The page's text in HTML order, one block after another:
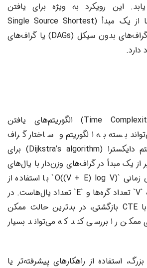
این رویکرد به ویژه برای یافتن
“کوتاه‌ترین مسیر تنها از یک مبدأ (Single Source Shortest
Path – SSSP)” در گراف‌های بدون سیکل (DAGs) یا گراف‌های
دارد.
پیچیدگی زمانی (Time Complexity) الگوریتم‌های یافتن
بسته به الگوریتم و ساختار گراف
متفاوت باشد. الگوریتم دایکسترا (Dijkstra’s algorithm) برای
از یک مبدأ در گراف‌های وزن‌دار با یال‌های
مثبت، دارای پیچیدگی زمانی `O((V + E) log V)` با استفاده از
صف اولویت است، که `V` تعداد گره‌ها و `E` تعداد یال‌هاست. در
حالی که پیاده‌سازی با CTE بازگشتی، در بدترین حالت ممکن
را بررسی کند که می‌تواند بسیار
استفاده از راهکارهای پیشرفته‌تر یا